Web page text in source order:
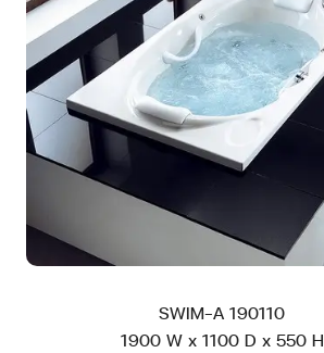
SWIM-A 190110
1900 W x 1100 D x 550 H